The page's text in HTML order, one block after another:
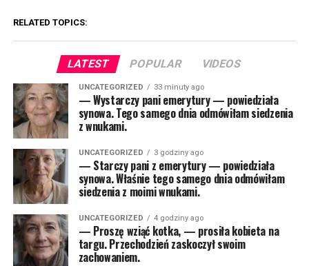
RELATED TOPICS:
LATEST POPULAR VIDEOS
UNCATEGORIZED 33 minuty ago
— Wystarczy pani emerytury — powiedziała
synowa. Tego samego dnia odmówiłam siedzenia
z wnukami.
UNCATEGORIZED 3 godziny ago
— Starczy pani z emerytury — powiedziała
synowa. Właśnie tego samego dnia odmówiłam
siedzenia z moimi wnukami.
UNCATEGORIZED 4 godziny ago
— Proszę wziąć kotka, — prosiła kobieta na
targu. Przechodzień zaskoczył swoim
zachowaniem.